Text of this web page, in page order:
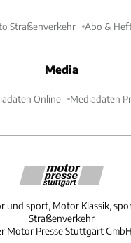
Straßenverkehr Abo &
Media
Online Mediadaten
und sport, Motor Klassik,
Straßenverkehr
Motor Presse Stuttgart